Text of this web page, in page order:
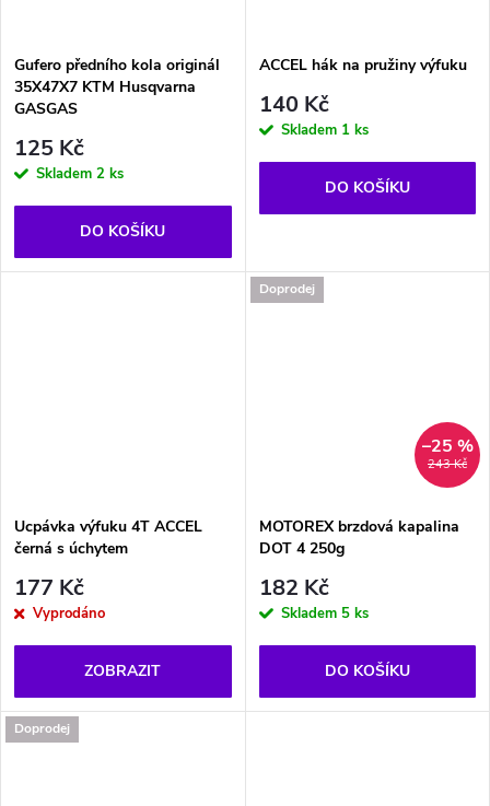
Gufero předního kola originál
35X47X7 KTM Husqvarna
GASGAS
125 Kč
Skladem 2 ks
DO KOŠÍKU
ACCEL hák na pružiny výfuku
140 Kč
Skladem 1 ks
DO KOŠÍKU
Ucpávka výfuku 4T ACCEL
černá s úchytem
177 Kč
Vyprodáno
ZOBRAZIT
Doprodej
243 Kč
–25 %
MOTOREX brzdová kapalina
DOT 4 250g
182 Kč
Skladem 5 ks
DO KOŠÍKU
Doprodej